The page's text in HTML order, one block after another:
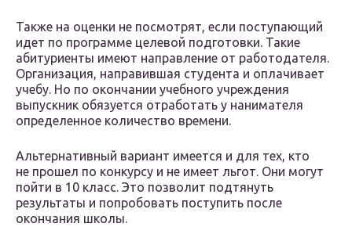
Также на оценки не посмотрят, если поступающий
идет по программе целевой подготовки. Такие
абитуриенты имеют направление от работодателя.
Организация, направившая студента и оплачивает
учебу. Но по окончании учебного учреждения
выпускник обязуется отработать у нанимателя
определенное количество времени.
Альтернативный вариант имеется и для тех, кто
не прошел по конкурсу и не имеет льгот. Они могут
пойти в 10 класс. Это позволит подтянуть
результаты и попробовать поступить после
окончания школы.